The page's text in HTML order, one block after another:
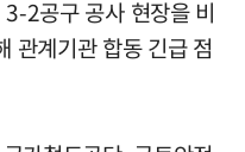
2공구 공사 현장을 비
관계기관 합동 긴급 점